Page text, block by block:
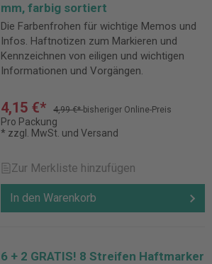
mm, farbig sortiert
Die Farbenfrohen für wichtige Memos und
Infos. Haftnotizen zum Markieren und
Kennzeichnen von eiligen und wichtigen
Informationen und Vorgängen.
4,15 €* 4,99 €*bisheriger Online-Preis
Pro Packung
* zzgl. MwSt. und Versand
Zur Merkliste hinzufügen
In den Warenkorb
6 + 2 GRATIS! 8 Streifen Haftmarker